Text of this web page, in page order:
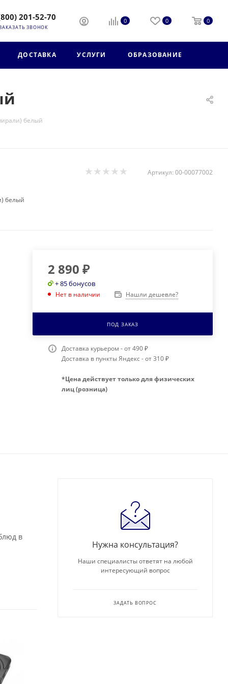
201-52-70
ЗВОНОК
0 0 0
ДОСТАВКА УСЛУГИ ОБРАЗОВАНИЕ
белый
Артикул: 00-00077002
белый
2 890 ₽
+ 85 бонусов
Нет в наличии Нашли дешевле?
ПОД ЗАКАЗ
Доставка курьером - от 490 ₽
Доставка в пункты Яндекс - от 310 ₽
*Цена действует только для физических
лиц (розница)
в
Нужна консультация?
Наши специалисты ответят на любой
интересующий вопрос
ЗАДАТЬ ВОПРОС